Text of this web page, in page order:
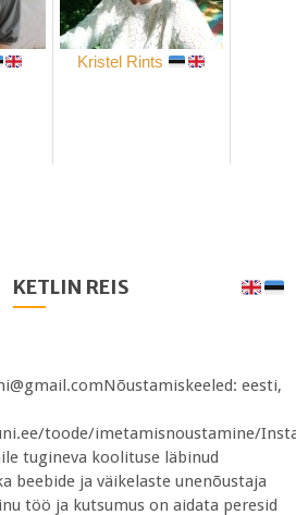
Kristel Rints
KETLIN REIS
eesti,
toode/imetamisnoustamine/
tugineva koolituse läbinud
beebide ja väikelaste unenõustaja
töö ja kutsumus on aidata peresid